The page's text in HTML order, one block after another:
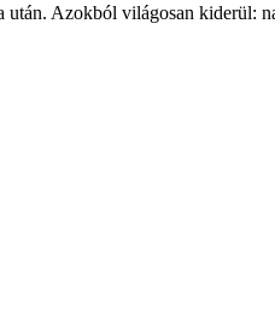
Azokból világosan kiderül: